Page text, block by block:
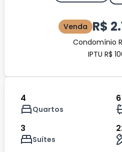
Venda R$
Condomínio
IPTU R$
4
Quartos
6
3
Suítes